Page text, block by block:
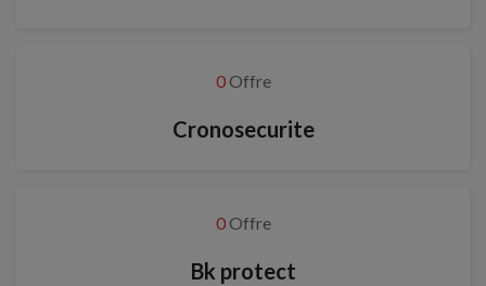
0Offre
Cronosecurite
0Offre
Bk protect